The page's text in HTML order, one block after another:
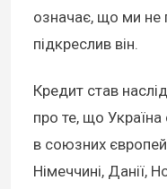
означає, що ми не
підкреслив він.
Кредит став
про те, що
в союзних
Німеччині, Данії,